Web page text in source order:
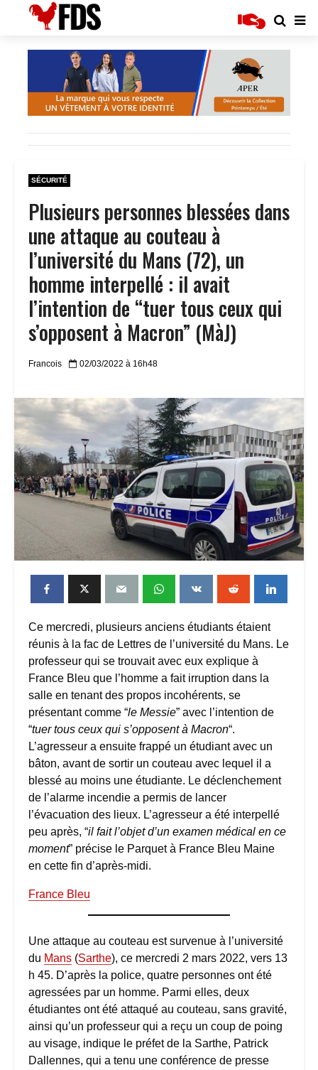
SÉCURITÉ
Plusieurs personnes blessées dans
une attaque au couteau à
l’université du Mans (72), un
homme interpellé : il avait
l’intention de “tuer tous ceux qui
s’opposent à Macron” (MàJ)
Francois 02/03/2022 à 16h48
Ce mercredi, plusieurs anciens étudiants étaient
réunis à la fac de Lettres de l’université du Mans. Le
professeur qui se trouvait avec eux explique à
France Bleu que l’homme a fait irruption dans la
salle en tenant des propos incohérents, se
présentant comme “le Messie” avec l’intention de
“tuer tous ceux qui s’opposent à Macron“.
L’agresseur a ensuite frappé un étudiant avec un
bâton, avant de sortir un couteau avec lequel il a
blessé au moins une étudiante. Le déclenchement
de l’alarme incendie a permis de lancer
l’évacuation des lieux. L’agresseur a été interpellé
peu après, “il fait l’objet d’un examen médical en ce
moment” précise le Parquet à France Bleu Maine
en cette fin d’après-midi.
France Bleu
Une attaque au couteau est survenue à l’université
du Mans (Sarthe), ce mercredi 2 mars 2022, vers 13
h 45. D’après la police, quatre personnes ont été
agressées par un homme. Parmi elles, deux
étudiantes ont été attaqué au couteau, sans gravité,
ainsi qu’un professeur qui a reçu un coup de poing
au visage, indique le préfet de la Sarthe, Patrick
Dallennes, qui a tenu une conférence de presse